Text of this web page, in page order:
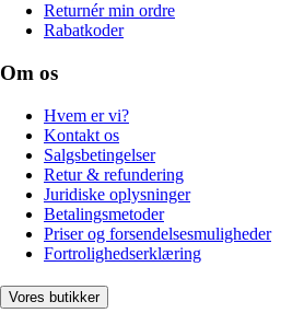
Returnér min ordre
Rabatkoder
Om os
Hvem er vi?
Kontakt os
Salgsbetingelser
Retur & refundering
Juridiske oplysninger
Betalingsmetoder
Priser og forsendelsesmuligheder
Fortrolighedserklæring
Vores butikker